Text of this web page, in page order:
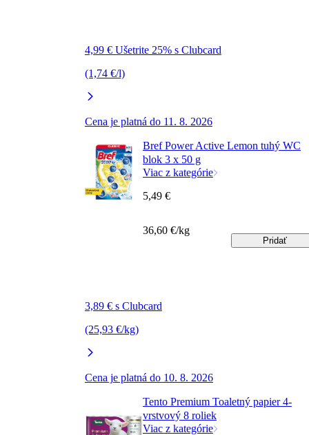
4,99 € Ušetrite 25% s Clubcard
(1,74 €/l)
Cena je platná do 11. 8. 2026
Bref Power Active Lemon tuhý WC
blok 3 x 50 g
Viac z kategórie
3,89 € s Clubcard
(25,93 €/kg)
Cena je platná do 10. 8. 2026
5,49 €
36,60 €/kg
Pridať
Tento Premium Toaletný papier 4-
vrstvový 8 roliek
Viac z kategórie